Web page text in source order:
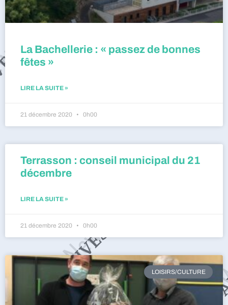
La Bachellerie : « passez de bonnes
fêtes »
LIRE LA SUITE »
21 décembre 2020 0h00
Terrasson : conseil municipal du 21
décembre
LIRE LA SUITE »
21 décembre 2020 0h00
LOISIRS/CULTURE